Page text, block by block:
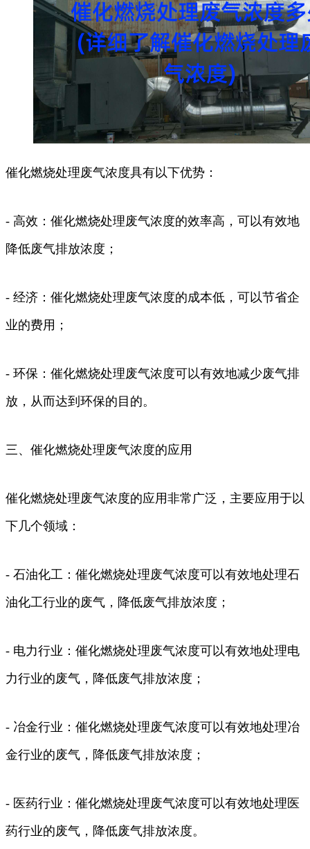
催化燃烧处理废气浓度具有以下优势：
- 高效：催化燃烧处理废气浓度的效率高，可以有效地
降低废气排放浓度；
- 经济：催化燃烧处理废气浓度的成本低，可以节省企
业的费用；
- 环保：催化燃烧处理废气浓度可以有效地减少废气排
放，从而达到环保的目的。
三、催化燃烧处理废气浓度的应用
催化燃烧处理废气浓度的应用非常广泛，主要应用于以
下几个领域：
- 石油化工：催化燃烧处理废气浓度可以有效地处理石
油化工行业的废气，降低废气排放浓度；
- 电力行业：催化燃烧处理废气浓度可以有效地处理电
力行业的废气，降低废气排放浓度；
- 冶金行业：催化燃烧处理废气浓度可以有效地处理冶
金行业的废气，降低废气排放浓度；
- 医药行业：催化燃烧处理废气浓度可以有效地处理医
药行业的废气，降低废气排放浓度。